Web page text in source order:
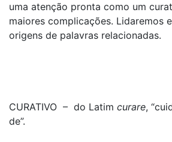
uma atenção pronta como um
maiores complicações. Lidaremos
origens de palavras relacionadas.
CURATIVO – do Latim curare,
de”.